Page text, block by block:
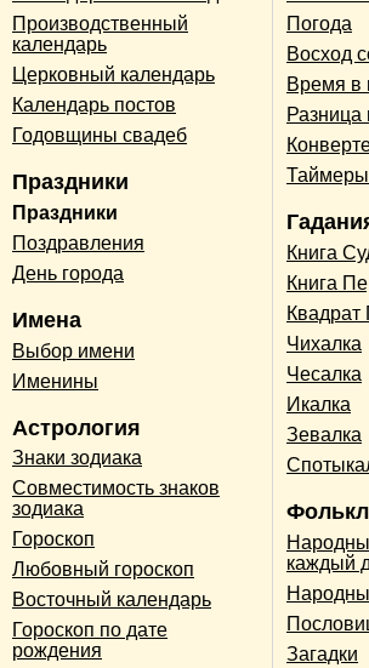
Производственный
календарь
Церковный календарь
Календарь постов
Годовщины свадеб
Праздники
Праздники
Поздравления
День города
Имена
Выбор имени
Именины
Астрология
Знаки зодиака
Совместимость знаков
зодиака
Гороскоп
Любовный гороскоп
Восточный календарь
Гороскоп по дате
рождения
Погода
Восход
Время в
Разница
Таймеры
Книга
Книга
Чихалка
Чесалка
Икалка
Зевалка
каждый
Загадки